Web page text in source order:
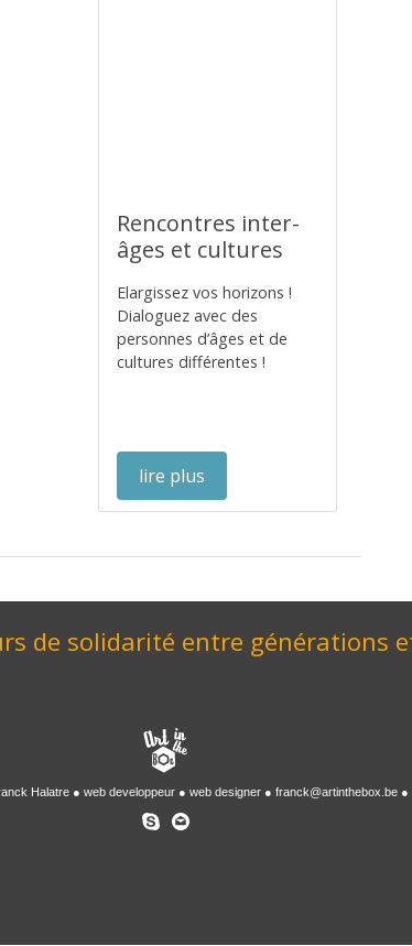
Rencontres inter-
âges et cultures
Elargissez vos horizons !
Dialoguez avec des
personnes d’âges et de
cultures différentes !
lire plus
de solidarité entre générations
Halatre web developpeur web designer franck@artinthebox.be